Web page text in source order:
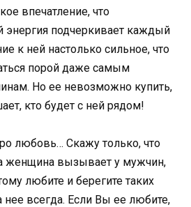
впечатление, что
подчеркивает каждый
к ней настолько сильное, что
порой даже самым
Но ее невозможно купить,
кто будет с ней рядом!
любовь… Скажу только, что
женщина вызывает у мужчин,
любите и берегите таких
нее всегда. Если Вы ее любите,